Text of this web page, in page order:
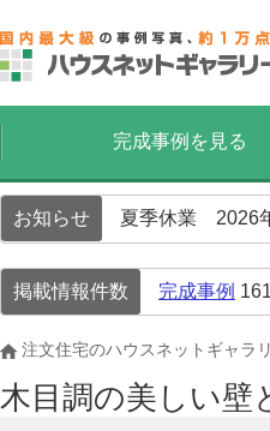
完成事例を見る
お知らせ 夏季休業 2026
掲載情報件数 完成事例
注文住宅のハウスネットギャラ
木目調の美しい壁